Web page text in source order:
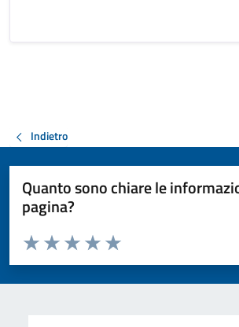
Indietro
Quanto sono chiare le
pagina?
Valuta da 1 a 5 stelle la pagina
Valuta 5 stelle su 5
Valuta 4 stelle su 5
Valuta 3 stelle su 5
Valuta 2 stelle su 5
Valuta 1 stelle su 5